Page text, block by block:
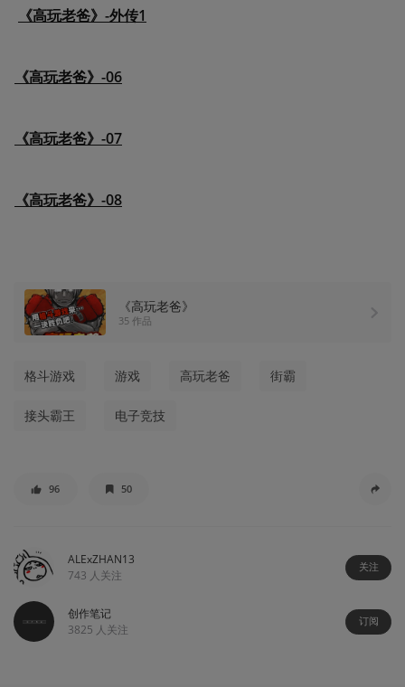
《高玩老爸》-外传1
《高玩老爸》-06
《高玩老爸》-07
《高玩老爸》-08
《高玩老爸》
35 作品
格斗游戏 游戏 高玩老爸 街霸
接头霸王 电子竞技
96 50
ALExZHAN13
743 人关注
关注
创作笔记
3825 人关注
订阅